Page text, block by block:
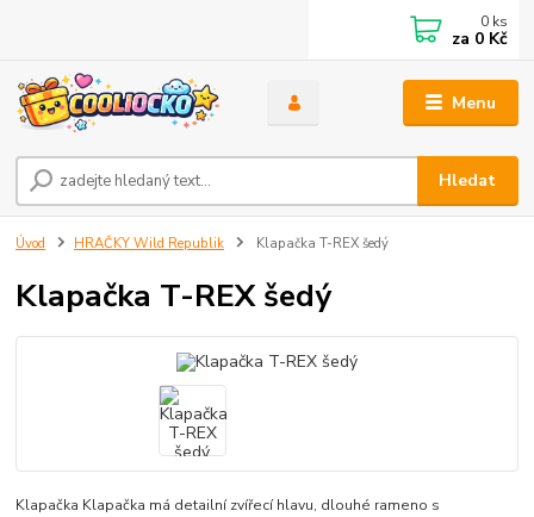
Menu
Hledat
0 ks
za 0 Kč
Úvod HRAČKY Wild Republik Klapačka T-REX šedý
Klapačka T-REX šedý
Klapačka Klapačka má detailní zvířecí hlavu, dlouhé rameno s